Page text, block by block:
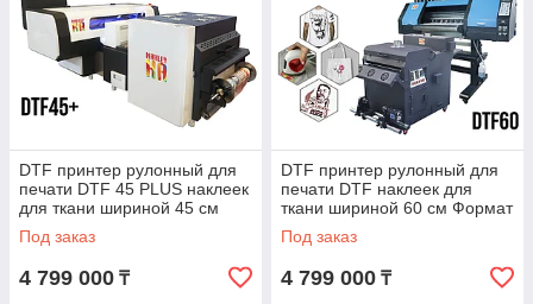
DTF принтер рулонный для
печати DTF 45 PLUS наклеек
для ткани шириной 45 см
Формат А2
Под заказ
4 799 000 ₸
DTF принтер рулонный для
печати DTF наклеек для
ткани шириной 60 см Формат
А1
Под заказ
4 799 000 ₸